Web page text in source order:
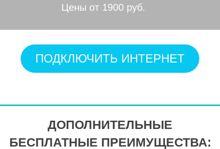
Цены от 1900 руб.
ПОДКЛЮЧИТЬ ИНТЕРНЕТ
ДОПОЛНИТЕЛЬНЫЕ
БЕСПЛАТНЫЕ ПРЕИМУЩЕСТВА: